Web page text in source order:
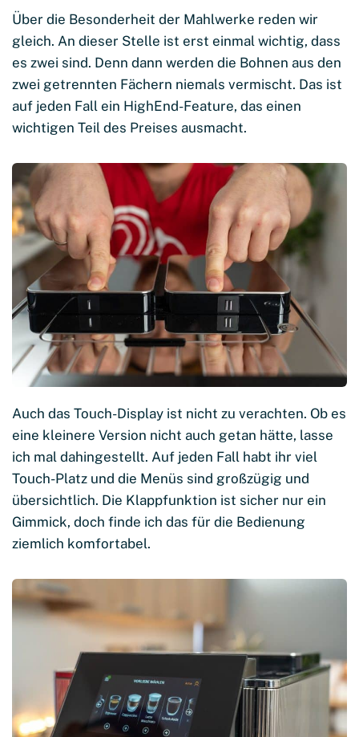
Über die Besonderheit der Mahlwerke reden wir
gleich. An dieser Stelle ist erst einmal wichtig, dass
es zwei sind. Denn dann werden die Bohnen aus den
zwei getrennten Fächern niemals vermischt. Das ist
auf jeden Fall ein HighEnd-Feature, das einen
wichtigen Teil des Preises ausmacht.
Auch das Touch-Display ist nicht zu verachten. Ob es
eine kleinere Version nicht auch getan hätte, lasse
ich mal dahingestellt. Auf jeden Fall habt ihr viel
Touch-Platz und die Menüs sind großzügig und
übersichtlich. Die Klappfunktion ist sicher nur ein
Gimmick, doch finde ich das für die Bedienung
ziemlich komfortabel.